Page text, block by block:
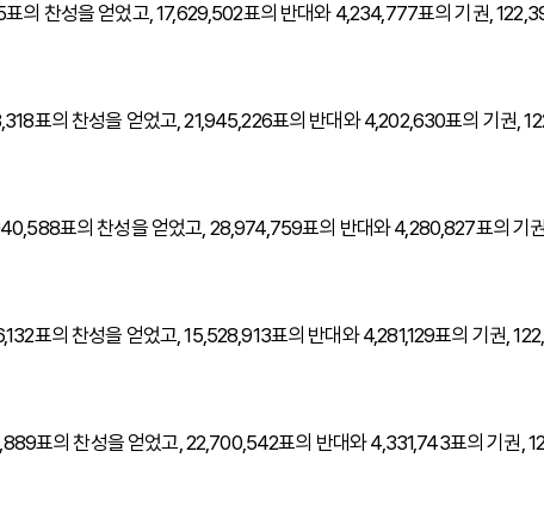
의 찬성을 얻었고, 17,629,502표의 반대와 4,234,777표의 기권,
표의 찬성을 얻었고, 21,945,226표의 반대와 4,202,630표의 기권,
표의 찬성을 얻었고, 28,974,759표의 반대와 4,280,827표의 기
표의 찬성을 얻었고, 15,528,913표의 반대와 4,281,129표의 기권,
표의 찬성을 얻었고, 22,700,542표의 반대와 4,331,743표의 기권,